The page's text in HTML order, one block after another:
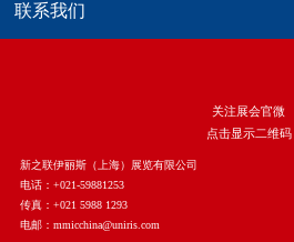
联系我们
关注展会官微
点击显示二维码
新之联伊丽斯（上海）展览有限公司
电话：+021-59881253
传真：+021 5988 1293
电邮：mmicchina@uniris.com